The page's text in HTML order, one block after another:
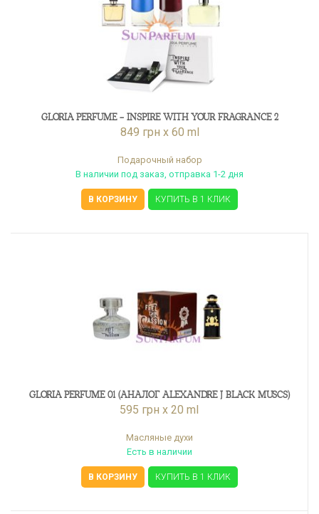
GLORIA PERFUME - INSPIRE WITH YOUR FRAGRANCE 2
849 грн x 60 ml
Подарочный набор
В наличии под заказ, отправка 1-2 дня
В КОРЗИНУ КУПИТЬ В 1 КЛИК
GLORIA PERFUME 01 (АНАЛОГ ALEXANDRE J BLACK MUSCS)
595 грн x 20 ml
Масляные духи
Есть в наличии
В КОРЗИНУ КУПИТЬ В 1 КЛИК